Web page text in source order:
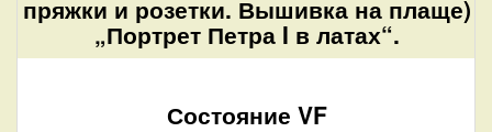
пряжки и розетки. Вышивка на плаще)
„Портрет Петра I в латах“.
Состояние VF